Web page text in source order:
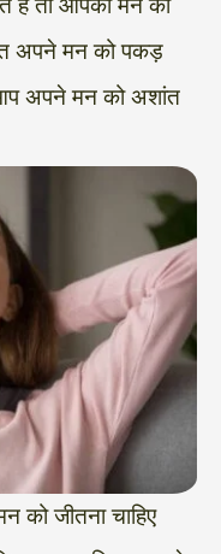
हैं तो आपको मन की
अपने मन को पकड़
अपने मन को अशांत
को जीतना चाहिए